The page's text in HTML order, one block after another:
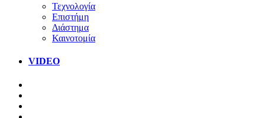
Τεχνολογία
Επιστήμη
Διάστημα
Καινοτομία
VIDEO